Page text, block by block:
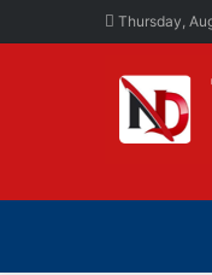
Thursday,